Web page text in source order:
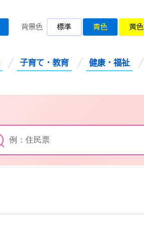
背景色 標準 青色 黄色
子育て・教育 健康・福祉